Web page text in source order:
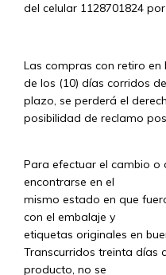
del celular 1128701824
Las compras con retiro
de los (10) días corridos
plazo, se perderá el
posibilidad de reclamo
Para efectuar el cambio o
encontrarse en el
mismo estado en que
con el embalaje y
etiquetas originales en
Transcurridos treinta días
producto, no se